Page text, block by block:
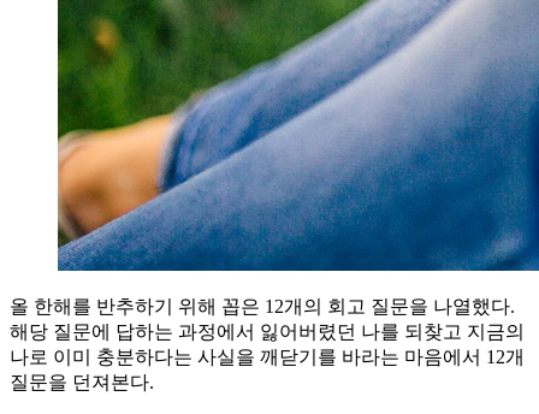
올 한해를 반추하기 위해 꼽은 12개의 회고 질문을 나열했다.
해당 질문에 답하는 과정에서 잃어버렸던 나를 되찾고 지금의
나로 이미 충분하다는 사실을 깨닫기를 바라는 마음에서 12개
질문을 던져본다.